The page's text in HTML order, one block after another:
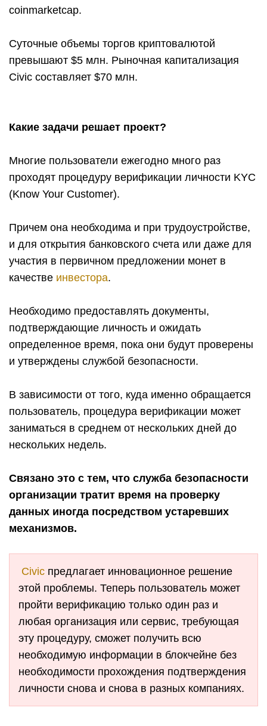
coinmarketcap.
Суточные объемы торгов криптовалютой
превышают $5 млн. Рыночная капитализация
Civic составляет $70 млн.
Какие задачи решает проект?
Многие пользователи ежегодно много раз
проходят процедуру верификации личности KYC
(Know Your Customer).
Причем она необходима и при трудоустройстве,
и для открытия банковского счета или даже для
участия в первичном предложении монет в
качестве инвестора.
Необходимо предоставлять документы,
подтверждающие личность и ожидать
определенное время, пока они будут проверены
и утверждены службой безопасности.
В зависимости от того, куда именно обращается
пользователь, процедура верификации может
заниматься в среднем от нескольких дней до
нескольких недель.
Связано это с тем, что служба безопасности
организации тратит время на проверку
данных иногда посредством устаревших
механизмов.
Civic предлагает инновационное решение
этой проблемы. Теперь пользователь может
пройти верификацию только один раз и
любая организация или сервис, требующая
эту процедуру, сможет получить всю
необходимую информации в блокчейне без
необходимости прохождения подтверждения
личности снова и снова в разных компаниях.